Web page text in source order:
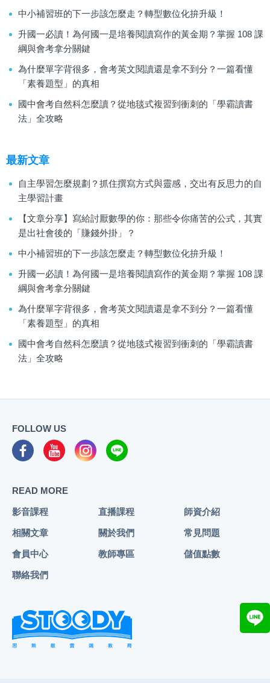
中小補習班的下一步該怎麼走？轉型數位化拚升級！
升國一必讀！為何國一是培養閱讀寫作的黃金期？掌握 108 課
綱與會考拿分關鍵
為什麼單字背很多，會考英文閱讀還是拿不到分？一篇看懂
「素養題型」的真相
國中會考自然科怎麼讀？從地毯式複習到衝刺的「學霸讀書
法」全攻略
最新文章
自主學習怎麼規劃？抓住撰寫方式與靈感，交出有反思力的自
主學習計畫
【文章分享】寫給討厭數學的你：那些令你痛苦的公式，其實
是出社會後的「賺錢外掛」？
中小補習班的下一步該怎麼走？轉型數位化拚升級！
升國一必讀！為何國一是培養閱讀寫作的黃金期？掌握 108 課
綱與會考拿分關鍵
為什麼單字背很多，會考英文閱讀還是拿不到分？一篇看懂
「素養題型」的真相
國中會考自然科怎麼讀？從地毯式複習到衝刺的「學霸讀書
法」全攻略
FOLLOW US
READ MORE
影音課程 直播課程 師資介紹
相關文章 關於我們 常見問題
會員中心 教師專區 儲值點數
聯絡我們